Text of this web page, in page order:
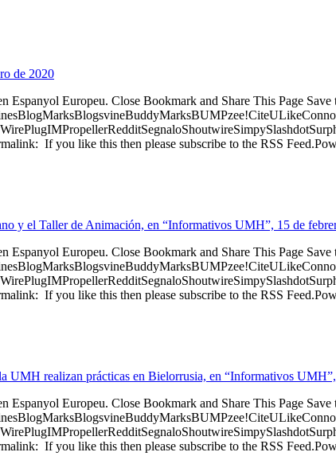
de 2020
Espanyol Europeu. Close Bookmark and Share This Page
If you like this then please subscribe to the RSS
y el Taller de Animación, en “Informativos UMH”, 15 de
Espanyol Europeu. Close Bookmark and Share This Page
If you like this then please subscribe to the RSS
UMH realizan prácticas en Bielorrusia, en “Informativos
Espanyol Europeu. Close Bookmark and Share This Page
If you like this then please subscribe to the RSS